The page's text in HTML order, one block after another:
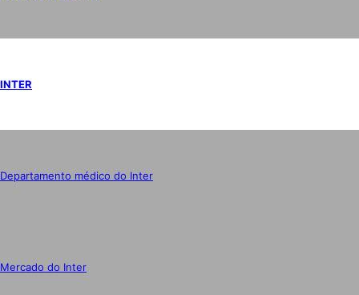
INTER
Departamento médico do Inter
Mercado do Inter